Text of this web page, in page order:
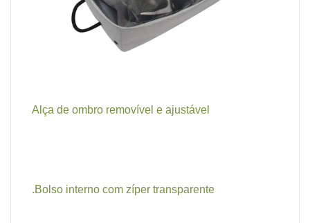
Alça de ombro removível e ajustável
.Bolso interno com zíper transparente